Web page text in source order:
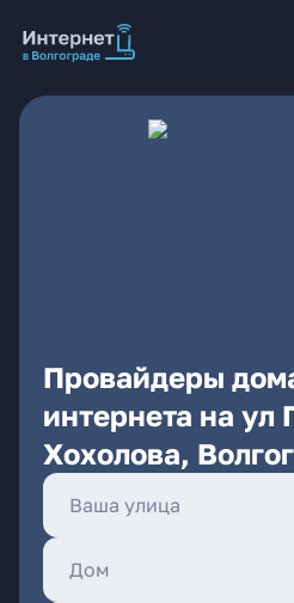
Провайдеры
интернета на ул
Хохолова,